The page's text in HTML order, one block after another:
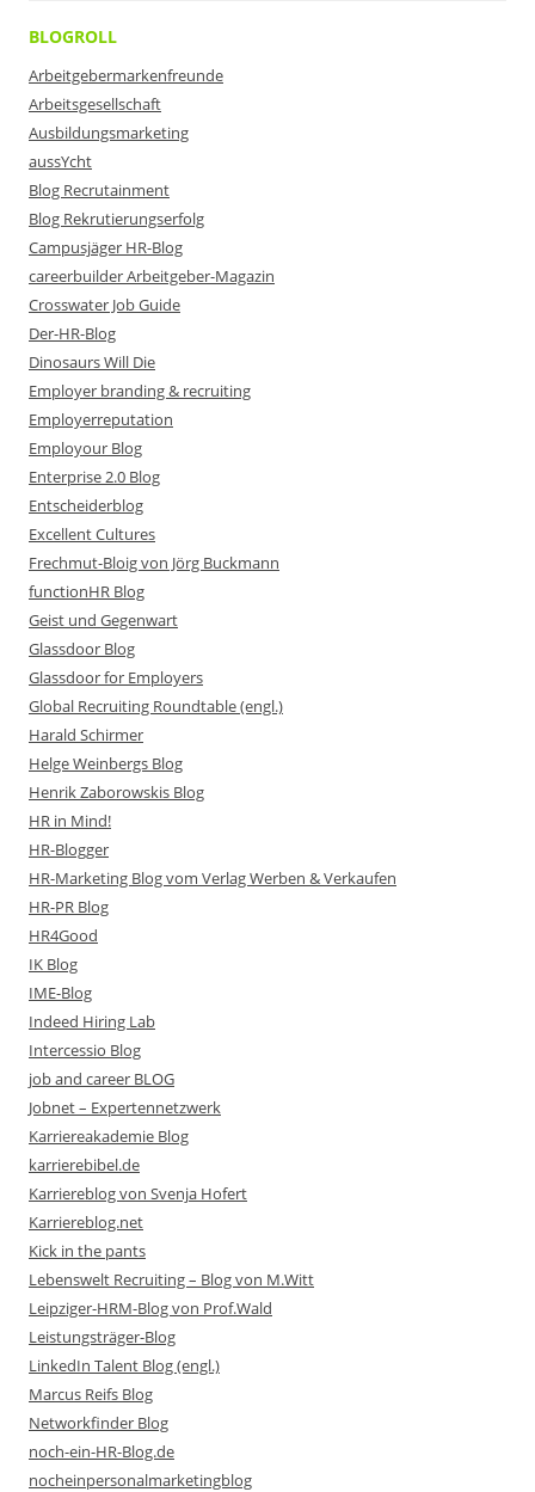
BLOGROLL
Arbeitgebermarkenfreunde
Arbeitsgesellschaft
Ausbildungsmarketing
aussYcht
Blog Recrutainment
Blog Rekrutierungserfolg
Campusjäger HR-Blog
careerbuilder Arbeitgeber-Magazin
Crosswater Job Guide
Der-HR-Blog
Dinosaurs Will Die
Employer branding & recruiting
Employerreputation
Employour Blog
Enterprise 2.0 Blog
Entscheiderblog
Excellent Cultures
Frechmut-Bloig von Jörg Buckmann
functionHR Blog
Geist und Gegenwart
Glassdoor Blog
Glassdoor for Employers
Global Recruiting Roundtable (engl.)
Harald Schirmer
Helge Weinbergs Blog
Henrik Zaborowskis Blog
HR in Mind!
HR-Blogger
HR-Marketing Blog vom Verlag Werben & Verkaufen
HR-PR Blog
HR4Good
IK Blog
IME-Blog
Indeed Hiring Lab
Intercessio Blog
job and career BLOG
Jobnet – Expertennetzwerk
Karriereakademie Blog
karrierebibel.de
Karriereblog von Svenja Hofert
Karriereblog.net
Kick in the pants
Lebenswelt Recruiting – Blog von M.Witt
Leipziger-HRM-Blog von Prof.Wald
Leistungsträger-Blog
LinkedIn Talent Blog (engl.)
Marcus Reifs Blog
Networkfinder Blog
noch-ein-HR-Blog.de
nocheinpersonalmarketingblog